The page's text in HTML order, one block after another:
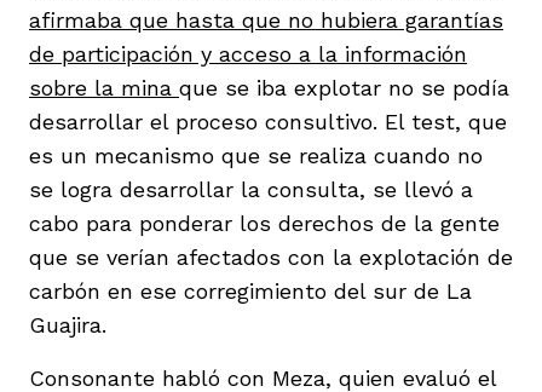
afirmaba que hasta que no hubiera garantías
de participación y acceso a la información
sobre la mina que se iba explotar no se podía
desarrollar el proceso consultivo. El test, que
es un mecanismo que se realiza cuando no
se logra desarrollar la consulta, se llevó a
cabo para ponderar los derechos de la gente
que se verían afectados con la explotación de
carbón en ese corregimiento del sur de La
Guajira.
Consonante habló con Meza, quien evaluó el